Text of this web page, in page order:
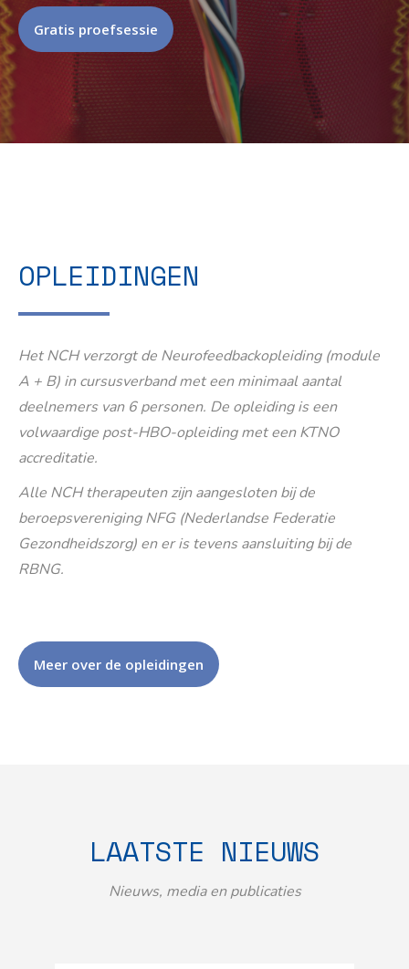
Gratis proefsessie
OPLEIDINGEN
Het NCH verzorgt de Neurofeedbackopleiding (module
A + B) in cursusverband met een minimaal aantal
deelnemers van 6 personen. De opleiding is een
volwaardige post-HBO-opleiding met een KTNO
accreditatie.
Alle NCH therapeuten zijn aangesloten bij de
beroepsvereniging NFG (Nederlandse Federatie
Gezondheidszorg) en er is tevens aansluiting bij de
RBNG.
Meer over de opleidingen
LAATSTE NIEUWS
Nieuws, media en publicaties